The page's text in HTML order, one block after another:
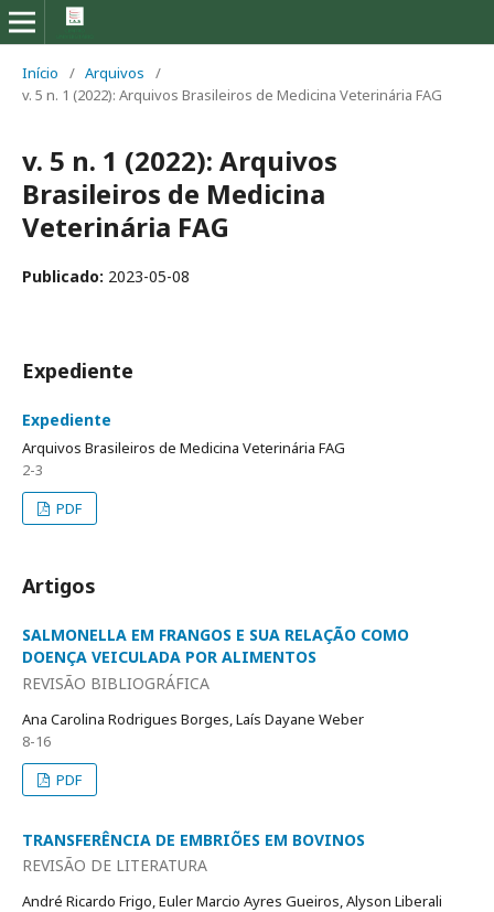
Início / Arquivos
/
v. 5 n. 1 (2022): Arquivos Brasileiros de Medicina Veterinária FAG
v. 5 n. 1 (2022): Arquivos
Brasileiros de Medicina
Veterinária FAG
Publicado: 2023-05-08
Expediente
Expediente
Arquivos Brasileiros de Medicina Veterinária FAG
2-3
PDF
Artigos
SALMONELLA EM FRANGOS E SUA RELAÇÃO COMO
DOENÇA VEICULADA POR ALIMENTOS
REVISÃO BIBLIOGRÁFICA
Ana Carolina Rodrigues Borges, Laís Dayane Weber
8-16
PDF
TRANSFERÊNCIA DE EMBRIÕES EM BOVINOS
REVISÃO DE LITERATURA
André Ricardo Frigo, Euler Marcio Ayres Gueiros, Alyson Liberali